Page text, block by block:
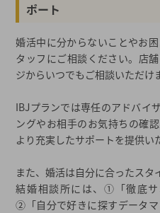
ポート
婚活中に分からないことやお
タッフにご相談ください。店
ジからいつでもご相談いただけ
IBJプランでは専任のアドバイ
ングやお相手のお気持ちの確
より充実したサポートを提供い
また、婚活は自分に合ったスタ
結婚相談所には、①「徹底
②「自分で好きに探すデータ